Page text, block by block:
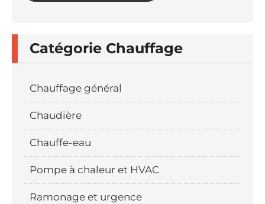
Catégorie Chauffage
Chauffage général
Chaudière
Chauffe-eau
Pompe à chaleur et HVAC
Ramonage et urgence